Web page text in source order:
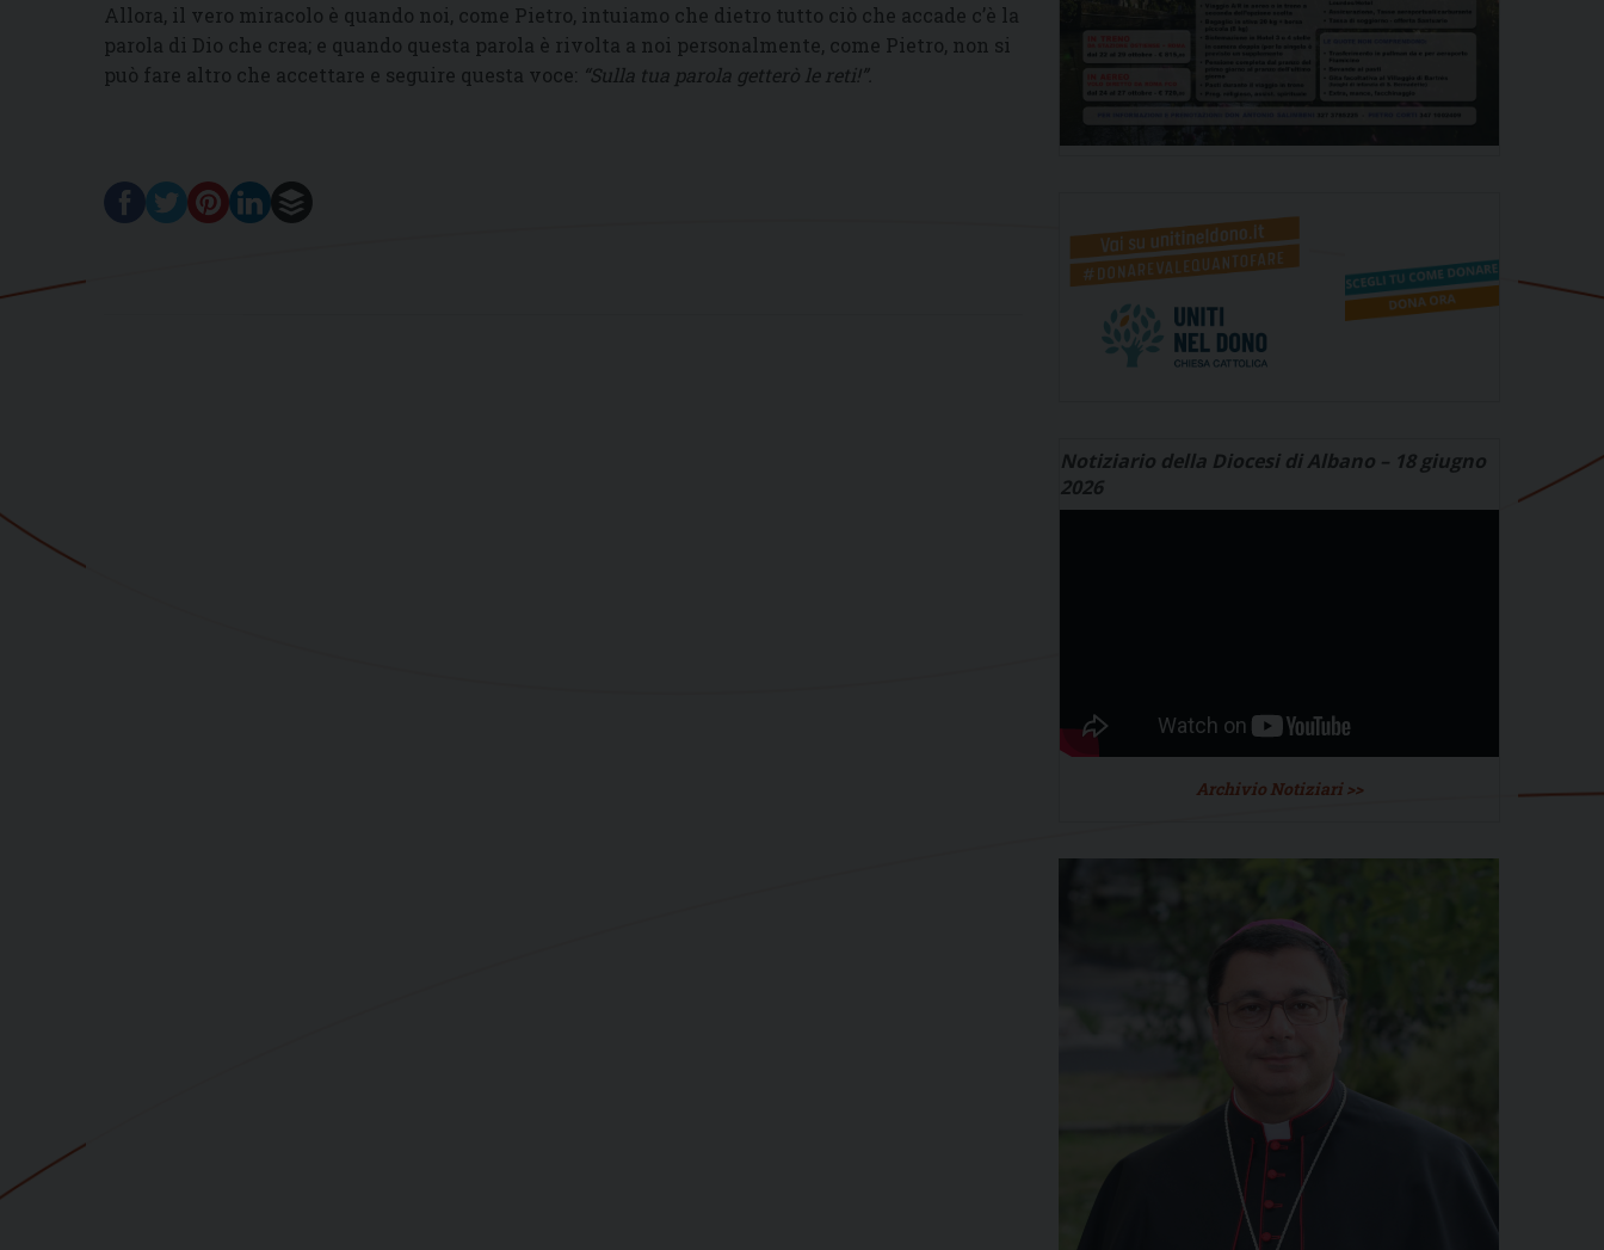
Allora, il vero miracolo è quando noi, come Pietro, intuiamo che dietro tutto ciò che accade c’è la
parola di Dio che crea; e quando questa parola è rivolta a noi personalmente, come Pietro, non si
può fare altro che accettare e seguire questa voce: “Sulla tua parola getterò le reti!”.
Notiziario della Diocesi di Albano – 18 giugno
2026
Archivio Notiziari >>